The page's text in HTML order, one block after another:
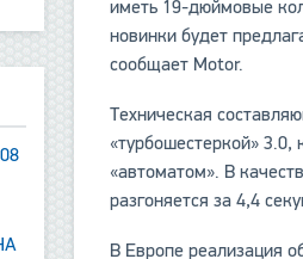
иметь 19-дюймовые
новинки будет
сообщает Motor.
Техническая
«турбошестеркой»
«автоматом». В
разгоняется за 4,4
В Европе реализация